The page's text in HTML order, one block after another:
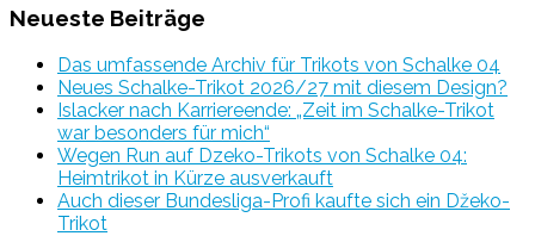
Neueste Beiträge
Das umfassende Archiv für Trikots von Schalke 04
Neues Schalke-Trikot 2026/27 mit diesem Design?
Islacker nach Karriereende: „Zeit im Schalke-Trikot
war besonders für mich“
Wegen Run auf Dzeko-Trikots von Schalke 04:
Heimtrikot in Kürze ausverkauft
Auch dieser Bundesliga-Profi kaufte sich ein Džeko-
Trikot